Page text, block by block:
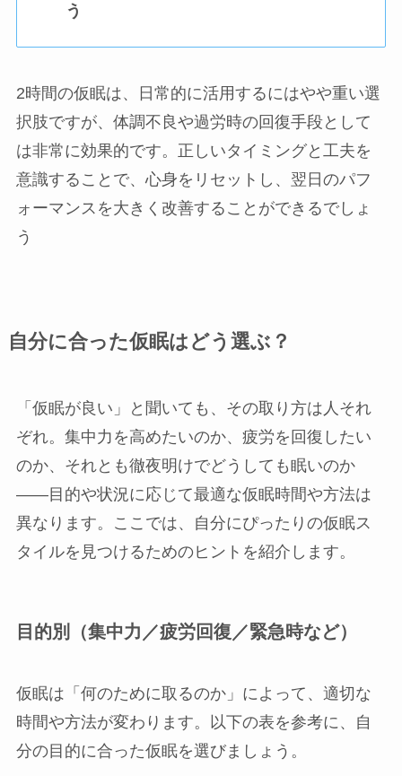
う
2時間の仮眠は、日常的に活用するにはやや重い選
択肢ですが、体調不良や過労時の回復手段として
は非常に効果的です。正しいタイミングと工夫を
意識することで、心身をリセットし、翌日のパフ
ォーマンスを大きく改善することができるでしょ
う
自分に合った仮眠はどう選ぶ？
「仮眠が良い」と聞いても、その取り方は人それ
ぞれ。集中力を高めたいのか、疲労を回復したい
のか、それとも徹夜明けでどうしても眠いのか
――目的や状況に応じて最適な仮眠時間や方法は
異なります。ここでは、自分にぴったりの仮眠ス
タイルを見つけるためのヒントを紹介します。
目的別（集中力／疲労回復／緊急時など）
仮眠は「何のために取るのか」によって、適切な
時間や方法が変わります。以下の表を参考に、自
分の目的に合った仮眠を選びましょう。